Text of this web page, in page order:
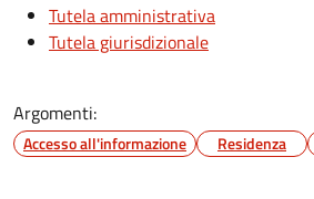
Tutela amministrativa
Tutela giurisdizionale
Argomenti:
Accesso all'informazione Residenza